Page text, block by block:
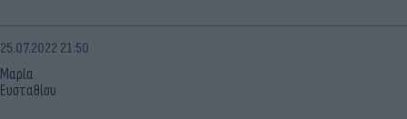
Μαρία
Ευσταθίου
25.07.2022 21:50